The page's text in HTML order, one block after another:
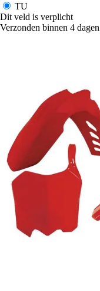
TU
Dit veld is verplicht
Verzonden binnen 4 dagen